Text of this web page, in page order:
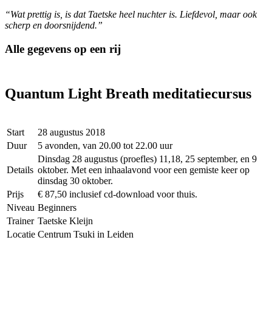
“Wat prettig is, is dat Taetske heel nuchter is. Liefdevol, maar ook
scherp en doorsnijdend.”
Alle gegevens op een rij
Quantum Light Breath meditatiecursus
Start
28 augustus 2018
Duur
5 avonden, van 20.00 tot 22.00 uur
Details
Dinsdag 28 augustus (proefles) 11,18, 25 september, en 9
oktober. Met een inhaalavond voor een gemiste keer op
dinsdag 30 oktober.
Prijs
€ 87,50 inclusief cd-download voor thuis.
Niveau Beginners
Trainer Taetske Kleijn
Locatie Centrum Tsuki in Leiden